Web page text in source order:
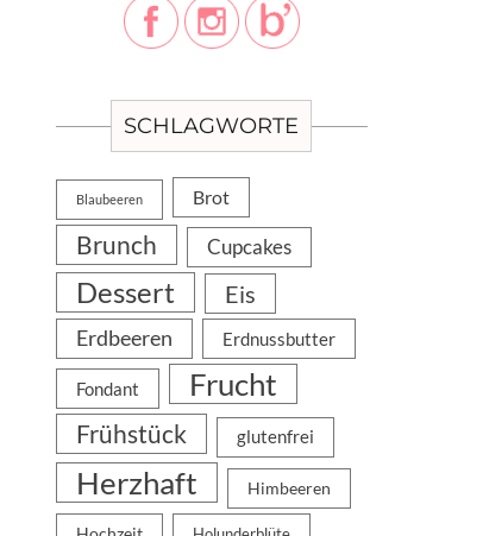
SCHLAGWORTE
Blaubeeren Brot
Brunch Cupcakes
Dessert Eis
Erdbeeren Erdnussbutter
Fondant Frucht
Frühstück glutenfrei
Herzhaft Himbeeren